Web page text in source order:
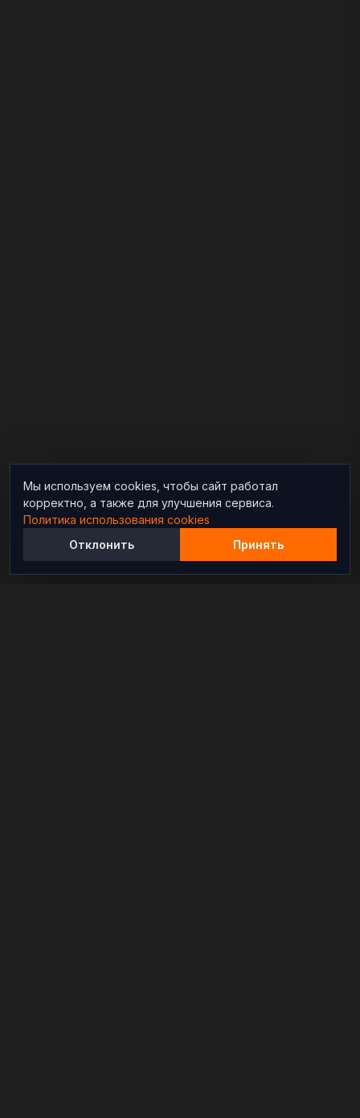
Мы используем cookies, чтобы сайт работал
корректно, а также для улучшения сервиса.
Политика использования cookies
Отклонить
Принять